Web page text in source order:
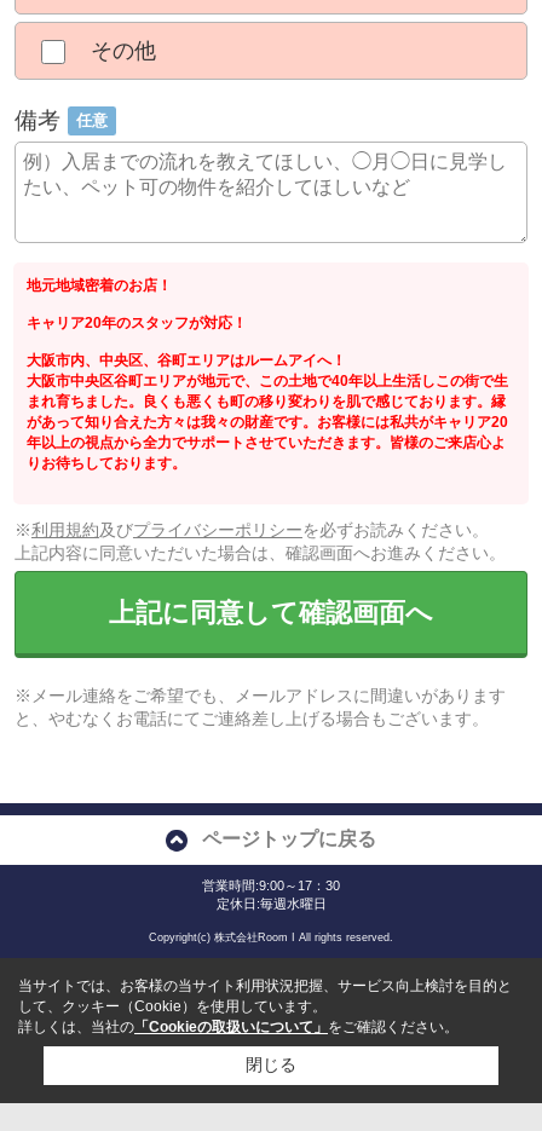
その他
備考 任意
地元地域密着のお店！
キャリア20年のスタッフが対応！
大阪市内、中央区、谷町エリアはルームアイへ！
大阪市中央区谷町エリアが地元で、この土地で40年以上生活しこの街で生
まれ育ちました。良くも悪くも町の移り変わりを肌で感じております。縁
があって知り合えた方々は我々の財産です。お客様には私共がキャリア20
年以上の視点から全力でサポートさせていただきます。皆様のご来店心よ
りお待ちしております。
※利用規約及びプライバシーポリシーを必ずお読みください。
上記内容に同意いただいた場合は、確認画面へお進みください。
上記に同意して確認画面へ
※メール連絡をご希望でも、メールアドレスに間違いがあります
と、やむなくお電話にてご連絡差し上げる場合もございます。
ページトップに戻る
営業時間:9:00～17：30
定休日:毎週水曜日
Copyright(c) 株式会社Room I All rights reserved.
当サイトでは、お客様の当サイト利用状況把握、サービス向上検討を目的と
して、クッキー（Cookie）を使用しています。
詳しくは、当社の 「Cookieの取扱いについて」 をご確認ください。
閉じる